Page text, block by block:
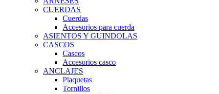
CUERDAS
Cuerdas
Accesorios para cuerda
ASIENTOS Y GUINDOLAS
CASCOS
Cascos
Accesorios casco
ANCLAJES
Plaquetas
Tornillos